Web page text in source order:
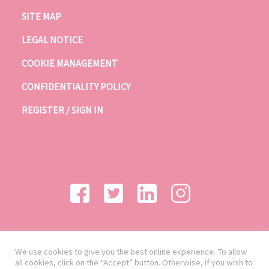
SITE MAP
LEGAL NOTICE
COOKIE MANAGEMENT
CONFIDENTIALITY POLICY
REGISTER / SIGN IN
We use cookies to give you the best online experience. To allow
all cookies, click on the “Accept” button. Otherwise, if you wish to